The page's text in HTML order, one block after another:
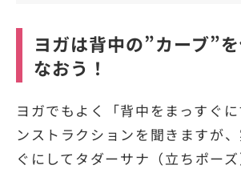
ヨガは背中の”カーブ”
なおう！
ヨガでもよく「背中をまっすぐ
ンストラクションを聞きますが
ぐにしてタダーサナ（立ちポー